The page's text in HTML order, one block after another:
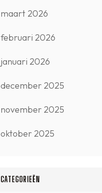
maart 2026
februari 2026
januari 2026
december 2025
november 2025
oktober 2025
CATEGORIEËN